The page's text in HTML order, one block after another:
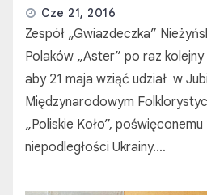
Cze 21, 2016
Zespół „Gwiazdeczka”
Polaków „Aster” po raz
aby 21 maja wziąć udział w
Międzynarodowym
„Poliskie Koło”,
niepodległości Ukrainy.…